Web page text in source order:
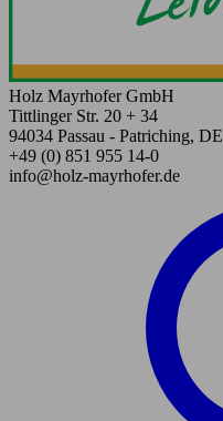
Holz Mayrhofer GmbH
Tittlinger Str. 20 + 34
94034 Passau - Patriching, DE
+49 (0) 851 955 14-0
info@holz-mayrhofer.de